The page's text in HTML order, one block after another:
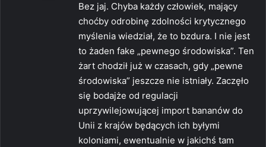
e
:
Bez jaj. Chyba każdy człowiek, mający
choćby odrobinę zdolności krytycznego
myślenia wiedział, że to bzdura. I nie jest
to żaden fake „pewnego środowiska”. Ten
żart chodził już w czasach, gdy „pewne
środowiska” jeszcze nie istniały. Zaczęło
się bodajże od regulacji
uprzywilejowującej import bananów do
Unii z krajów będących ich byłymi
koloniami, ewentualnie w jakichś tam